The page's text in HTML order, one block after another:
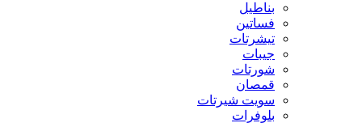
بناطيل
فساتين
تيشرتات
جيبات
شورتات
قمصان
سويت شيرتات
بلوفرات